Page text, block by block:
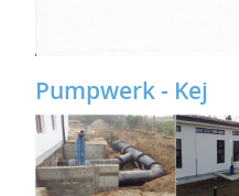
Pumpwerk - Kej